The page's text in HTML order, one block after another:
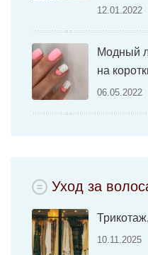
12.01.2022
Модный
на
06.05.2022
Уход за
10.11.2025